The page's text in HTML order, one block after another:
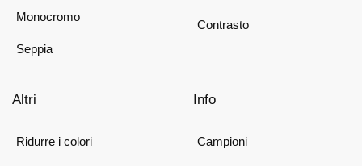
Monocromo
Seppia
Contrasto
Altri
Ridurre i colori
Info
Campioni